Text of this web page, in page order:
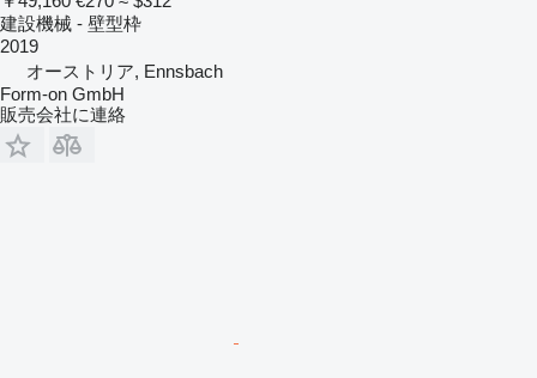
建設機械 - 壁型枠
2019
オーストリア, Ennsbach
Form-on GmbH
販売会社に連絡